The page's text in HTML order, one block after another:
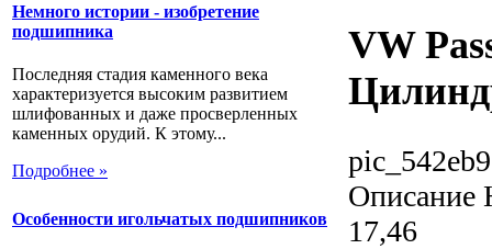
Немного истории - изобретение
подшипника
Последняя стадия каменного века
характеризуется высоким развитием
шлифованных и даже просверленных
каменных орудий. К этому...
Подробнее »
Особенности игольчатых подшипников
VW
Описание
17,46